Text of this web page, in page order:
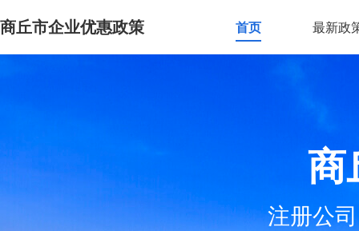
商丘市企业优惠政策 首页 最新政
商
注册公